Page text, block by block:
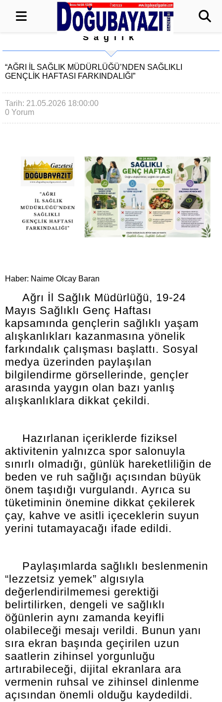
Sağlık
“AĞRI İL SAĞLIK MÜDÜRLÜĞÜ’NDEN SAĞLIKLI
GENÇLİK HAFTASI FARKINDALIĞI”
Tarih: 21.05.2026 18:00:00
0 Yorum
Haber: Naime Olcay Baran
Ağrı İl Sağlık Müdürlüğü, 19-24
Mayıs Sağlıklı Genç Haftası
kapsamında gençlerin sağlıklı yaşam
alışkanlıkları kazanmasına yönelik
farkındalık çalışması başlattı. Sosyal
medya üzerinden paylaşılan
bilgilendirme görsellerinde, gençler
arasında yaygın olan bazı yanlış
alışkanlıklara dikkat çekildi.
Hazırlanan içeriklerde fiziksel
aktivitenin yalnızca spor salonuyla
sınırlı olmadığı, günlük hareketliliğin de
beden ve ruh sağlığı açısından büyük
önem taşıdığı vurgulandı. Ayrıca su
tüketiminin önemine dikkat çekilerek
çay, kahve ve asitli içeceklerin suyun
yerini tutamayacağı ifade edildi.
Paylaşımlarda sağlıklı beslenmenin
“lezzetsiz yemek” algısıyla
değerlendirilmemesi gerektiği
belirtilirken, dengeli ve sağlıklı
öğünlerin aynı zamanda keyifli
olabileceği mesajı verildi. Bunun yanı
sıra ekran başında geçirilen uzun
saatlerin zihinsel yorgunluğu
artırabileceği, dijital ekranlara ara
vermenin ruhsal ve zihinsel dinlenme
açısından önemli olduğu kaydedildi.